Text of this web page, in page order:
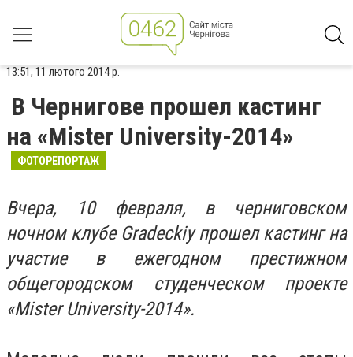
13:51, 11 лютого 2014 р.
В Чернигове прошел кастинг
на «Mister University-2014»
ФОТОРЕПОРТАЖ
Вчера, 10 февраля, в черниговском
ночном клубе Gradeckiy прошел кастинг на
участие в ежегодном престижном
общегородском студенческом проекте
«Mister University-2014».